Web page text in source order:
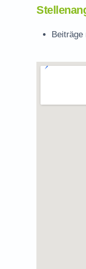
Beiträge